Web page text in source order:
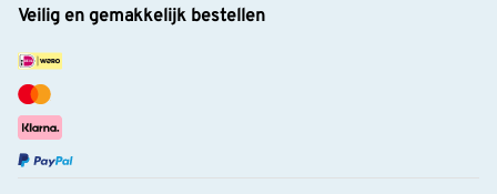
Veilig en gemakkelijk bestellen